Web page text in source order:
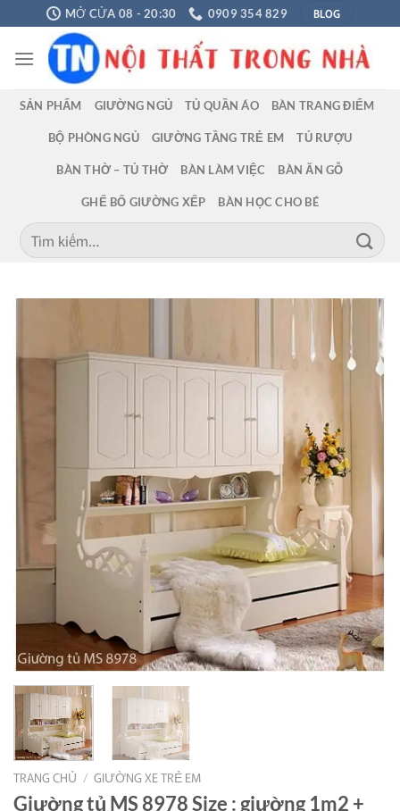
Chuyển
đến
nội
MỞ CỬA 08 - 20:30 0909 354 829 BLOG
SẢN PHẨM GIƯỜNG NGỦ TỦ QUẦN ÁO BÀN TRANG ĐIỂM
BỘ PHÒNG NGỦ GIƯỜNG TẦNG TRẺ EM TỦ RƯỢU
BÀN THỜ – TỦ THỜ BÀN LÀM VIỆC BÀN ĂN GỖ
GHẾ BỐ GIƯỜNG XẾP BÀN HỌC CHO BÉ
Tìm
kiếm:
TRANG CHỦ / GIƯỜNG XE TRẺ EM
Giường tủ MS 8978 Size : giường 1m2 +